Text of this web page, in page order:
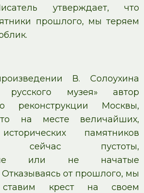
утверждает, что
прошлого, мы теряем
В. Солоухина
музея» автор
реконструкции Москвы,
на месте величайших,
памятников
сейчас пустоты,
или не начатые
Отказываясь от прошлого, мы
ставим крест на своем